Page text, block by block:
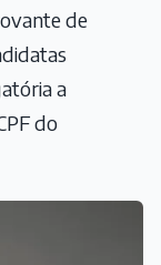
de
a
do